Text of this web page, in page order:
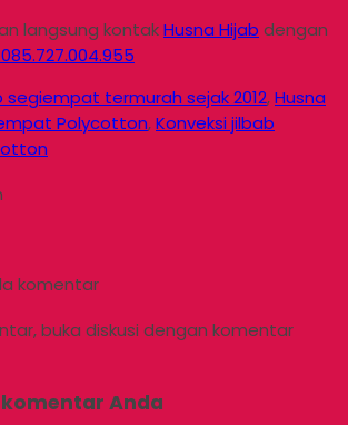
langsung kontakHusna Hijab dengan
segiempat termurah sejak 2012,Husna
Polycotton,Konveksi jilbab
komentar
buka diskusi dengan komentar
Anda